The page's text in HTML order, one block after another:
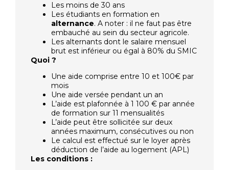
Les moins de 30 ans
Les étudiants en formation en
alternance. A noter : il ne faut pas être
embauché au sein du secteur agricole.
Les alternants dont le salaire mensuel
brut est inférieur ou égal à 80% du SMIC
Quoi ?
Une aide comprise entre 10 et 100€ par
mois
Une aide versée pendant un an
L’aide est plafonnée à 1 100 € par année
de formation sur 11 mensualités
L’aide peut être sollicitée sur deux
années maximum, consécutives ou non
Le calcul est effectué sur le loyer après
déduction de l’aide au logement (APL)
Les conditions :